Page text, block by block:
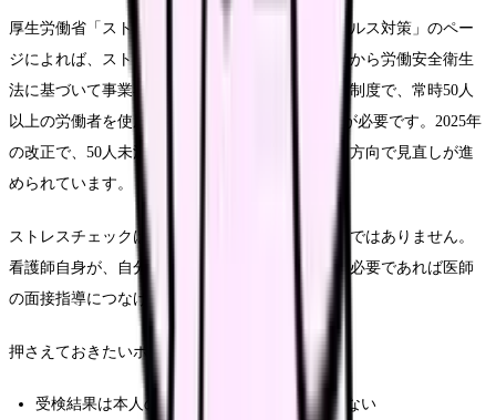
厚生労働省「ストレスチェック制度・メンタルヘルス対策」のペー
ジによれば、ストレスチェック制度は2015年12月から労働安全衛生
法に基づいて事業者に実施が義務づけられている制度で、常時50人
以上の労働者を使用する事業場では年1回の実施が必要です。2025年
の改正で、50人未満の事業場にも対象を拡大する方向で見直しが進
められています。
ストレスチェックは「会社のためのアンケート」ではありません。
看護師自身が、自分のストレス状態を可視化し、必要であれば医師
の面接指導につなげるための仕組みです。
押さえておきたいポイントは次のとおりです。
受検結果は本人の同意なく事業者へ通知されない